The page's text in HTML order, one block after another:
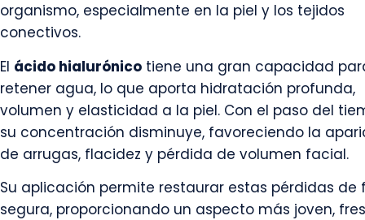
organismo, especialmente en la piel y los tejidos
conectivos.
El ácido hialurónico tiene una gran capacidad
retener agua, lo que aporta hidratación profunda,
volumen y elasticidad a la piel. Con el paso del
su concentración disminuye, favoreciendo la
de arrugas, flacidez y pérdida de volumen facial.
Su aplicación permite restaurar estas pérdidas de
segura, proporcionando un aspecto más joven,